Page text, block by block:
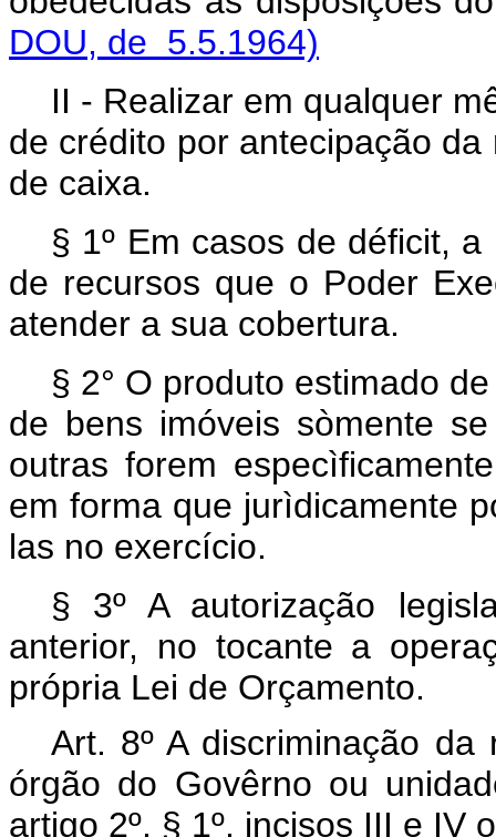
DOU, de 5.5.1964)
II - Realizar em qualquer
de crédito por antecipação
de caixa.
§ 1º Em casos de déficit,
de recursos que o Poder
atender a sua cobertura.
§ 2° O produto estimado
de bens imóveis sòmente
outras forem
em forma que jurìdicamente
las no exercício.
§ 3º A autorização
anterior, no tocante a
própria Lei de Orçamento.
Art. 8º A discriminação
órgão do Govêrno ou
artigo 2º, § 1º, incisos III e IV